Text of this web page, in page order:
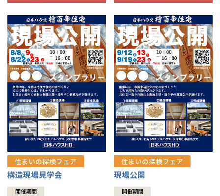
住まいの探検フェア
構造現場見学会
開催期間
住まいの探検フェア
現場公開
開催期間